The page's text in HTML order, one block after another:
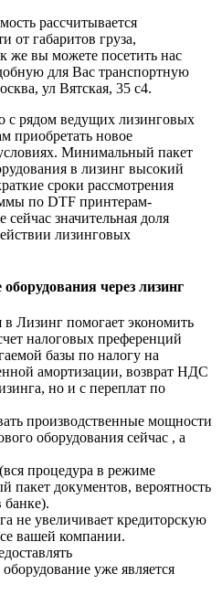
рассчитывается
от габаритов груза,
же вы можете посетить нас
для Вас транспортную
ул Вятская, 35 c4.
с рядом ведущих лизинговых
приобретать новое
Минимальный пакет
в лизинг высокий
сроки рассмотрения
по DTF принтерам-
значительная доля
лизинговых
через лизинг
Лизинг помогает экономить
налоговых преференций
базы по налогу на
амортизации, возврат НДС
но и с переплат по
производственные мощности
оборудования сейчас , а
процедура в режиме
документов, вероятность
не увеличивает кредиторскую
вашей компании.
уже является